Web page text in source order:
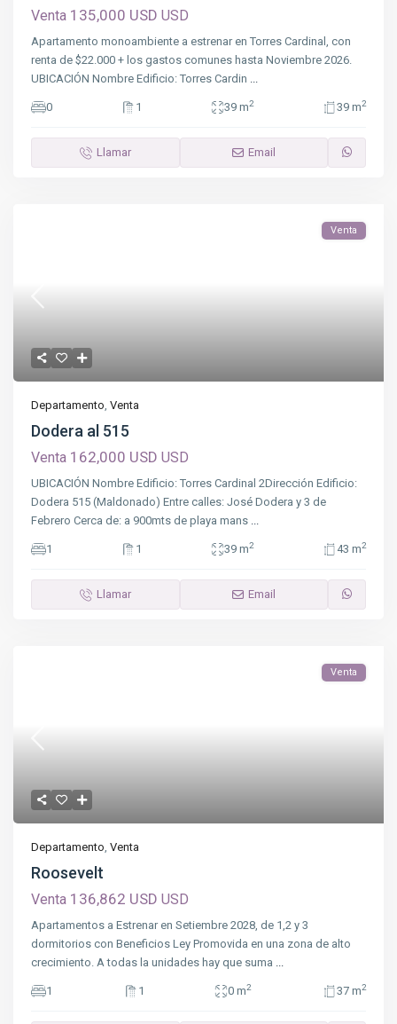
Venta 135,000 USD USD
Apartamento monoambiente a estrenar en Torres Cardinal, con
renta de $22.000 + los gastos comunes hasta Noviembre 2026.
UBICACIÓN Nombre Edificio: Torres Cardin ...
0 1 39 m2 39 m2
Llamar Email
Venta
Departamento, Venta
Dodera al 515
Venta 162,000 USD USD
UBICACIÓN Nombre Edificio: Torres Cardinal 2Dirección Edificio:
Dodera 515 (Maldonado) Entre calles: José Dodera y 3 de
Febrero Cerca de: a 900mts de playa mans ...
1 1 39 m2 43 m2
Llamar Email
Venta
Departamento, Venta
Roosevelt
Venta 136,862 USD USD
Apartamentos a Estrenar en Setiembre 2028, de 1,2 y 3
dormitorios con Beneficios Ley Promovida en una zona de alto
crecimiento. A todas la unidades hay que suma ...
1 1 0 m2 37 m2